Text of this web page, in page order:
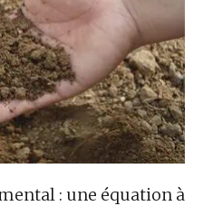
: une équation à